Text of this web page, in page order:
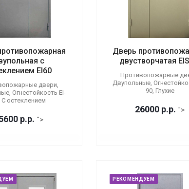
с
EI60
двери,
Огнестойкость EI-
С остеклением
р.р. ">
Дверь
двустворчатая
Противопожарные
Двупольные,
90, Глухие
26000 р.р. ">
РЕКОМЕНДУЕМ